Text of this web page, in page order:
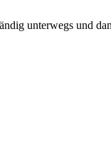
unterwegs und